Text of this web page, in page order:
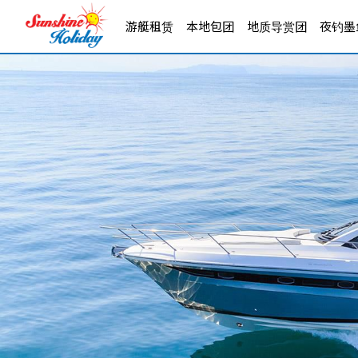
游艇租赁 本地包团 地质导赏团 夜钓